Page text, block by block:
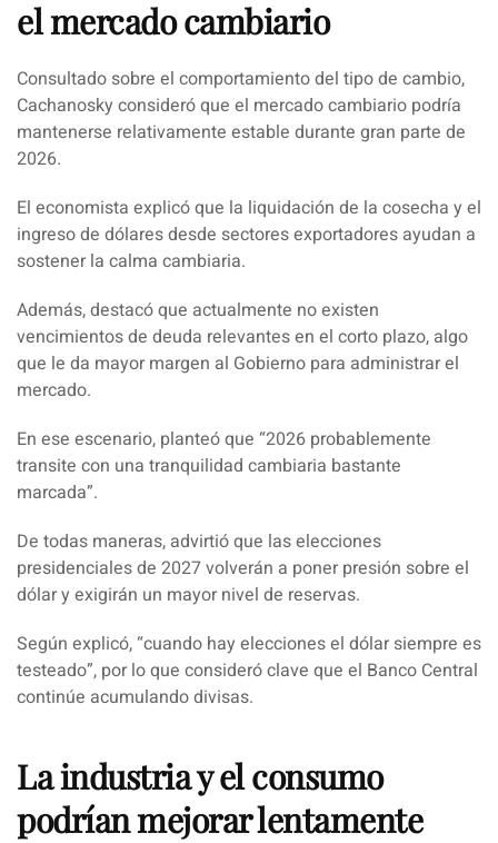
el mercado cambiario
Consultado sobre el comportamiento del tipo de cambio,
Cachanosky consideró que el mercado cambiario podría
mantenerse relativamente estable durante gran parte de
2026.
El economista explicó que la liquidación de la cosecha y el
ingreso de dólares desde sectores exportadores ayudan a
sostener la calma cambiaria.
Además, destacó que actualmente no existen
vencimientos de deuda relevantes en el corto plazo, algo
que le da mayor margen al Gobierno para administrar el
mercado.
En ese escenario, planteó que “2026 probablemente
transite con una tranquilidad cambiaria bastante
marcada”.
De todas maneras, advirtió que las elecciones
presidenciales de 2027 volverán a poner presión sobre el
dólar y exigirán un mayor nivel de reservas.
Según explicó, “cuando hay elecciones el dólar siempre es
testeado”, por lo que consideró clave que el Banco Central
continúe acumulando divisas.
La industria y el consumo
podrían mejorar lentamente